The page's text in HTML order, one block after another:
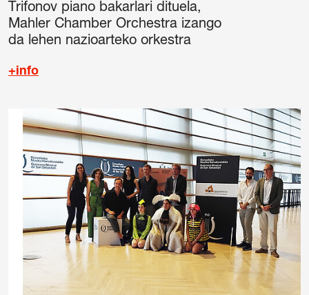
Trifonov piano bakarlari dituela,
Mahler Chamber Orchestra izango
da lehen nazioarteko orkestra
+info